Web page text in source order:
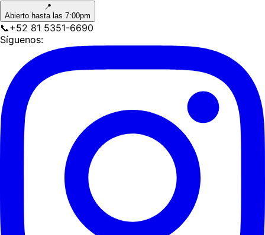
📍
Abierto hasta las 7:00pm
📞+52 81 5351-6690
Síguenos: